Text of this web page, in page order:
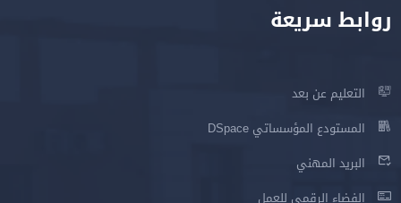
روابط سريعة
التعليم عن بعد
المستودع المؤسساتي DSpace
البريد المهني
الفضاء الرقمي للعمل